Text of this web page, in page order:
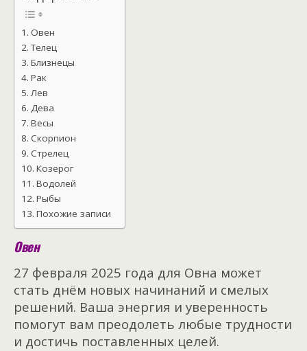
Овен
Телец
Близнецы
Рак
Лев
Дева
Весы
Скорпион
Стрелец
Козерог
Водолей
Рыбы
Похожие записи
Овен
27 февраля 2025 года для Овна может
стать днём новых начинаний и смелых
решений. Ваша энергия и уверенность
помогут вам преодолеть любые трудности
и достичь поставленных целей.